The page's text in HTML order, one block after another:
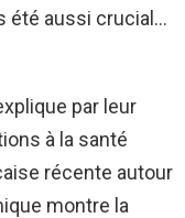
été aussi crucial…
par leur
à la santé
récente autour
montre la